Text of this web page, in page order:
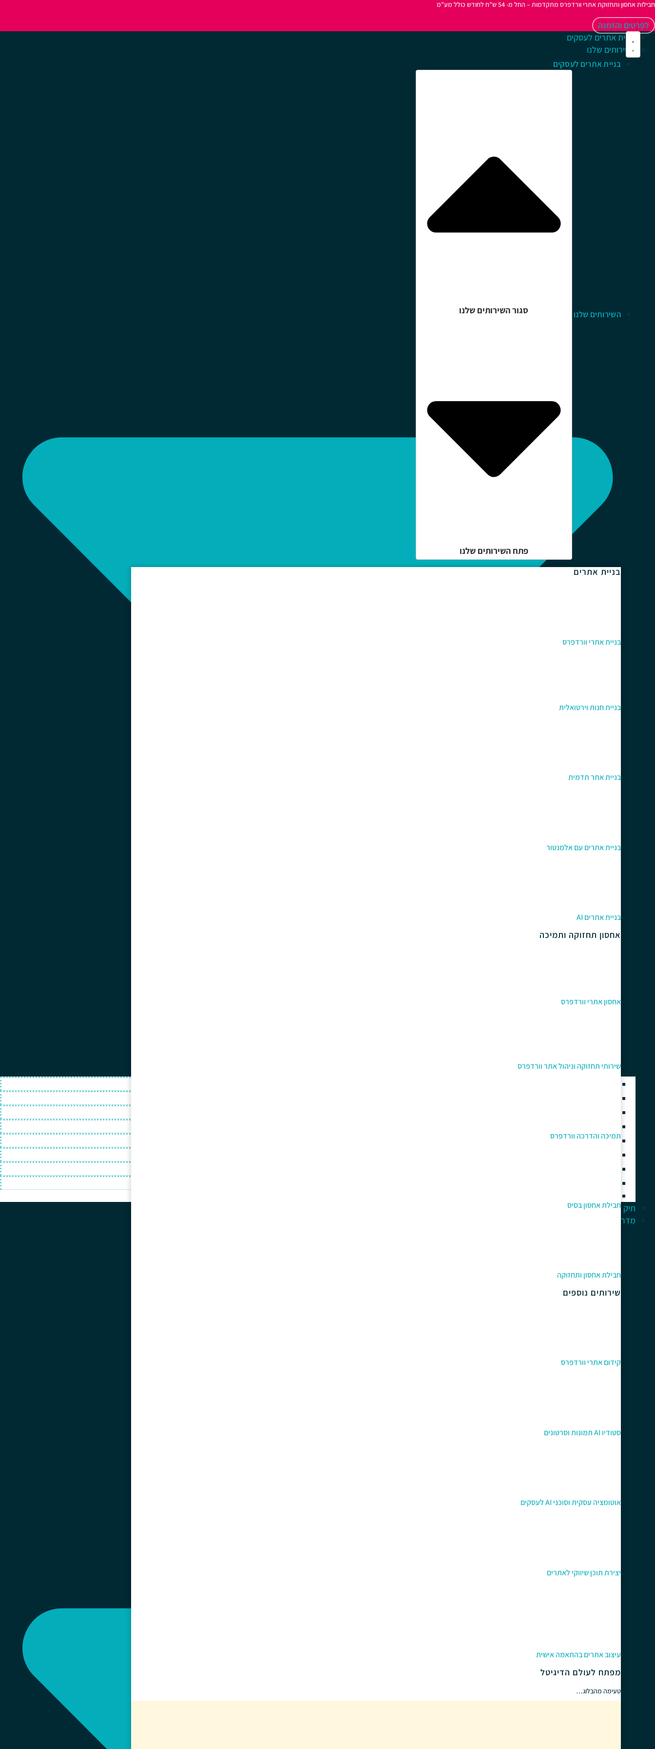
חבילות אחסון ותחזוקת אתרי וורדפרס מתקדמות – החל מ- 54 ש"ח לחודש כולל מע"מ
לפרטים והזמנה
בניית אתרים לעסקים
השירותים שלנו סגור השירותים שלנו
פתח השירותים שלנו
בניית אתרים
בניית אתרי וורדפרס
בניית חנות וירטואלית
בניית אתר תדמית
בניית אתרים עם אלמנטור
בניית אתרים AI
אחסון תחזוקה ותמיכה
אחסון אתרי וורדפרס
שירותי תחזוקה וניהול אתר וורדפרס
תמיכה והדרכה וורדפרס
חבילת אחסון בסיס
חבילת אחסון ותחזוקה
שירותים נוספים
קידום אתרי וורדפרס
סטודיו AI תמונות וסרטונים
אוטומציה עסקית וסוכני AI לעסקים
יצירת תוכן שיווקי לאתרים
עיצוב אתרים בהתאמה אישית
מפתח לעולם הדיגיטל
טעימה מהבלוג…
בניית אתרים לעסקים
השירותים שלנו
אחסון אתרי וורדפרס איכותי
תיק עבודות
מדריך למתחלים